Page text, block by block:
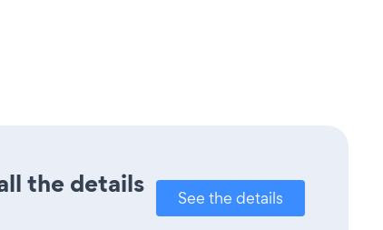
the details
See the details